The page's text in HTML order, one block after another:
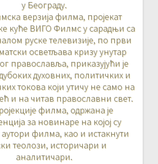
у Београду.
верзија филма, пројекат
куће ВИГО Филмс у сарадњи са
руске телевизије, по први
осветљава кризу унутар
православља, приказујући је
духовних, политичких и
токова који утичу не само на
и на читав православни свет.
филма, одржана је
за новинаре на којој су
филма, као и истакнути
теолози, историчари и
аналитичари.